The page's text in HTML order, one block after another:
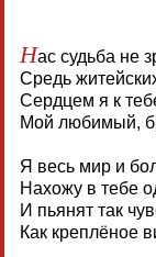
Нас судьба не
Средь
Сердцем я к
Мой любимый,
Я весь мир и
Нахожу в тебе
И пьянят так
Как креплёное